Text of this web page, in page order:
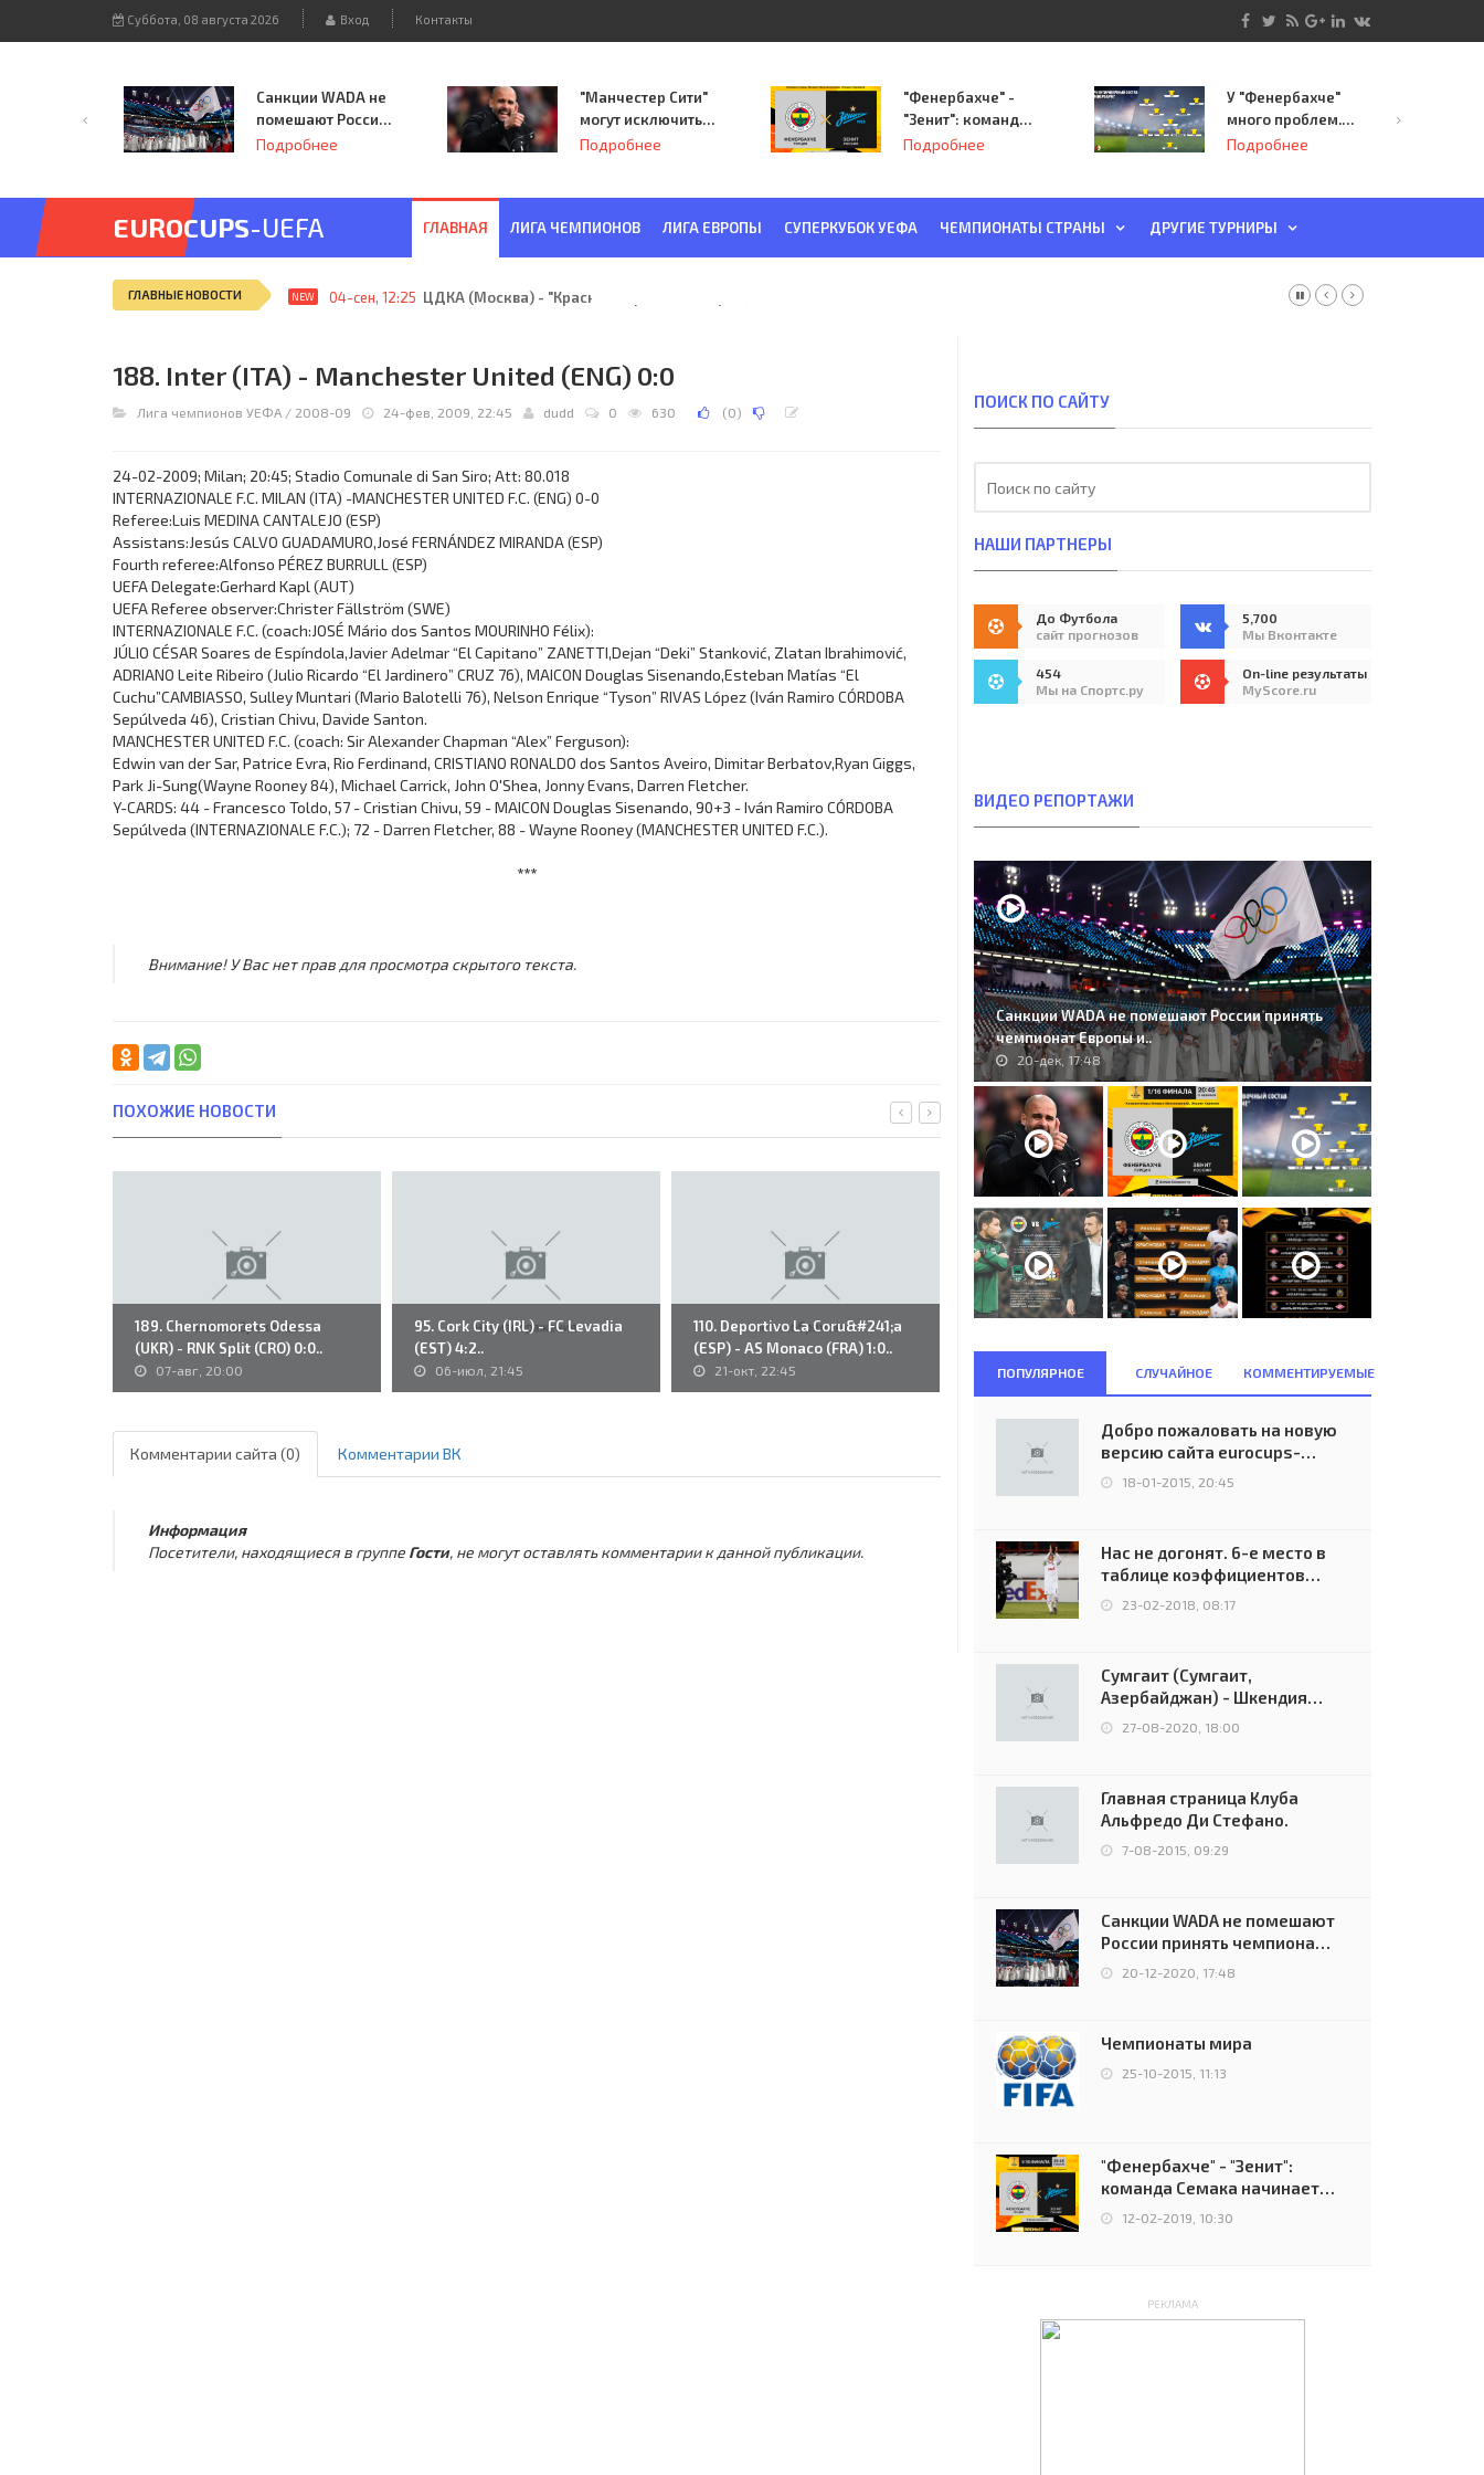
Суббота, 08 августа 2026 Вход Контакты
Санкции WADA не
помешают России
принять
Подробнее
"Манчестер Сити"
могут исключить
из Лиги
Подробнее
"Фенербахче" -
"Зенит": команда
Семака начинает
Подробнее
У "Фенербахче"
много проблем.
Но он опасен для
Подробнее
EUROCUPS-UEFA ГЛАВНАЯ ЛИГА ЧЕМПИОНОВ ЛИГА ЕВРОПЫ СУПЕРКУБОК УЕФА ЧЕМПИОНАТЫ СТРАНЫ ДРУГИЕ ТУРНИРЫ
ГЛАВНЫЕ НОВОСТИ NEW 04-сен, 12:25 ЦДКА (Москва) - "Красная Заря" (Ленинград) 6:2
188. Inter (ITA) - Manchester United (ENG) 0:0
Лига чемпионов УЕФА / 2008-09 24-фев, 2009, 22:45 dudd 0 630 (0)
24-02-2009; Milan; 20:45; Stadio Comunale di San Siro; Att: 80.018
INTERNAZIONALE F.C. MILAN (ITA) -MANCHESTER UNITED F.C. (ENG) 0-0
Referee:Luis MEDINA CANTALEJO (ESP)
Assistans:Jesús CALVO GUADAMURO,José FERNÁNDEZ MIRANDA (ESP)
Fourth referee:Alfonso PÉREZ BURRULL (ESP)
UEFA Delegate:Gerhard Kapl (AUT)
UEFA Referee observer:Christer Fällström (SWE)
INTERNAZIONALE F.C. (coach:JOSÉ Mário dos Santos MOURINHO Félix):
JÚLIO CÉSAR Soares de Espíndola,Javier Adelmar “El Capitano” ZANETTI,Dejan “Deki” Stanković, Zlatan Ibrahimović,
ADRIANO Leite Ribeiro (Julio Ricardo “El Jardinero” CRUZ 76), MAICON Douglas Sisenando,Esteban Matías “El
Cuchu”CAMBIASSO, Sulley Muntari (Mario Balotelli 76), Nelson Enrique “Tyson” RIVAS López (Iván Ramiro CÓRDOBA
Sepúlveda 46), Cristian Chivu, Davide Santon.
MANCHESTER UNITED F.C. (coach: Sir Alexander Chapman “Alex” Ferguson):
Edwin van der Sar, Patrice Evra, Rio Ferdinand, CRISTIANO RONALDO dos Santos Aveiro, Dimitar Berbatov,Ryan Giggs,
Park Ji-Sung(Wayne Rooney 84), Michael Carrick, John O'Shea, Jonny Evans, Darren Fletcher.
Y-CARDS: 44 - Francesco Toldo, 57 - Cristian Chivu, 59 - MAICON Douglas Sisenando, 90+3 - Iván Ramiro CÓRDOBA
Sepúlveda (INTERNAZIONALE F.C.); 72 - Darren Fletcher, 88 - Wayne Rooney (MANCHESTER UNITED F.C.).
***
Внимание! У Вас нет прав для просмотра скрытого текста.
ПОХОЖИЕ НОВОСТИ
189. Chernomorets Odessa
(UKR) - RNK Split (CRO) 0:0..
07-авг, 20:00
95. Cork City (IRL) - FC Levadia
(EST) 4:2..
06-июл, 21:45
110. Deportivo La Coru&#241;a
(ESP) - AS Monaco (FRA) 1:0..
21-окт, 22:45
VSC (HUN) 3:1..
04-авг, 21:45 18-сен, 22:45
Комментарии сайта (0) Комментарии ВК
Информация
Посетители, находящиеся в группе Гости, не могут оставлять комментарии к данной публикации.
ПОИСК ПО САЙТУ
НАШИ ПАРТНЕРЫ
До Футбола
сайт прогнозов
5,700
Мы Вконтакте
454
Мы на Спортс.ру
On-line результаты
MyScore.ru
ВИДЕО РЕПОРТАЖИ
Санкции WADA не помешают России принять
чемпионат Европы и..
20-дек, 17:48
ПОПУЛЯРНОЕ СЛУЧАЙНОЕ КОММЕНТИРУЕМЫЕ
Добро пожаловать на новую
версию сайта eurocups-
uefa.ru
18-01-2015, 20:45
Нас не догонят. 6-е место в
таблице коэффициентов
УЕФА остаётся за Россией
23-02-2018, 08:17
Сумгаит (Сумгаит,
Азербайджан) - Шкендия
(Тетово, Северная
Македония) - 0:2 (0:0)
27-08-2020, 18:00
Главная страница Клуба
Альфредо Ди Стефано.
7-08-2015, 09:29
Санкции WADA не помешают
России принять чемпионат
Европы и финал Лиги
чемпионов.
20-12-2020, 17:48
Чемпионаты мира
25-10-2015, 11:13
"Фенербахче" - "Зенит":
команда Семака начинает
путь в плей-офф Лиги
12-02-2019, 10:30
РЕКЛАМА